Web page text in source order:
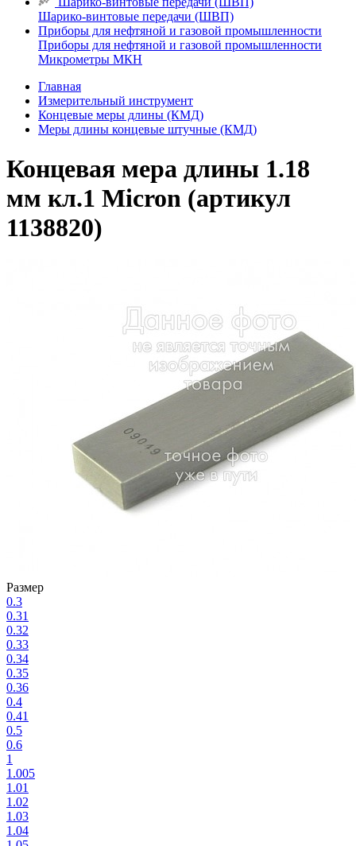
Шарико-винтовые передачи (ШВП)
Приборы для нефтяной и газовой промышленности
Приборы для нефтяной и газовой промышленности
Микрометры МКН
Главная
Измерительный инструмент
Концевые меры длины (КМД)
Меры длины концевые штучные (КМД)
Концевая мера длины 1.18
мм кл.1 Micron (артикул
1138820)
Размер
0.3
0.31
0.32
0.33
0.34
0.35
0.36
0.4
0.41
0.5
0.6
1
1.005
1.01
1.02
1.03
1.04